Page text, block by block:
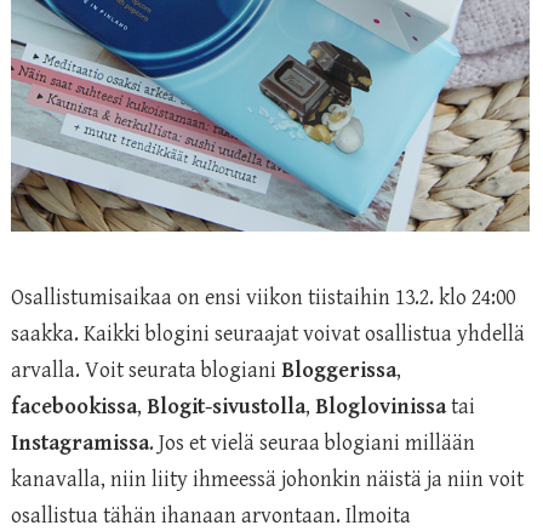
Osallistumisaikaa on ensi viikon tiistaihin 13.2. klo 24:00
saakka. Kaikki blogini seuraajat voivat osallistua yhdellä
arvalla. Voit seurata blogiani Bloggerissa,
facebookissa, Blogit-sivustolla, Bloglovinissatai
Instagramissa. Jos et vielä seuraa blogiani millään
kanavalla, niin liity ihmeessä johonkin näistä ja niin voit
osallistua tähän ihanaan arvontaan. Ilmoita